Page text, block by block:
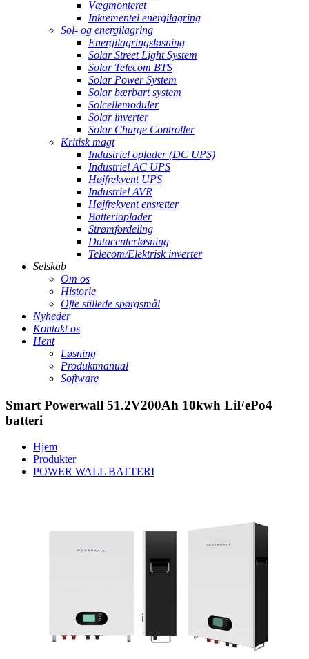
Vægmonteret
Inkrementel energilagring
Sol- og energilagring
Energilagringsløsning
Solar Street Light System
Solar Telecom BTS
Solar Power System
Solar bærbart system
Solcellemoduler
Solar inverter
Solar Charge Controller
Kritisk magt
Industriel oplader (DC UPS)
Industriel AC UPS
Højfrekvent UPS
Industriel AVR
Højfrekvent ensretter
Batterioplader
Strømfordeling
Datacenterløsning
Telecom/Elektrisk inverter
Selskab
Om os
Historie
Ofte stillede spørgsmål
Nyheder
Kontakt os
Hent
Løsning
Produktmanual
Software
Smart Powerwall 51.2V200Ah 10kwh LiFePo4
batteri
Hjem
Produkter
POWER WALL BATTERI